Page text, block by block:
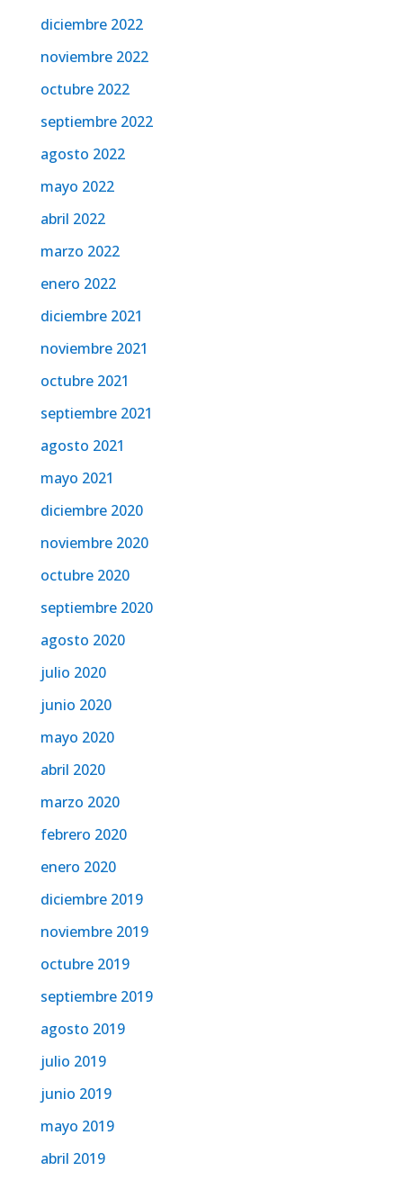
diciembre 2022
noviembre 2022
octubre 2022
septiembre 2022
agosto 2022
mayo 2022
abril 2022
marzo 2022
enero 2022
diciembre 2021
noviembre 2021
octubre 2021
septiembre 2021
agosto 2021
mayo 2021
diciembre 2020
noviembre 2020
octubre 2020
septiembre 2020
agosto 2020
julio 2020
junio 2020
mayo 2020
abril 2020
marzo 2020
febrero 2020
enero 2020
diciembre 2019
noviembre 2019
octubre 2019
septiembre 2019
agosto 2019
julio 2019
junio 2019
mayo 2019
abril 2019